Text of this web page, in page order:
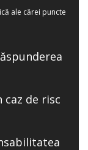
ale cărei puncte
caz de risc